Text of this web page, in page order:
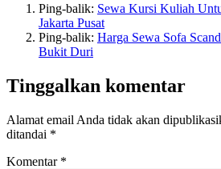
Ping-balik: Sewa Kursi Kuliah
Jakarta Pusat
Ping-balik: Harga Sewa Sofa
Bukit Duri
Tinggalkan komentar
Alamat email Anda tidak akan
ditandai *
Komentar *